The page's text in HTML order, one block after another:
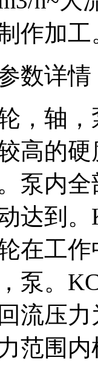
作加工
数详情
，轴，
高的
泵内
达到
在工
泵。
流压
范围